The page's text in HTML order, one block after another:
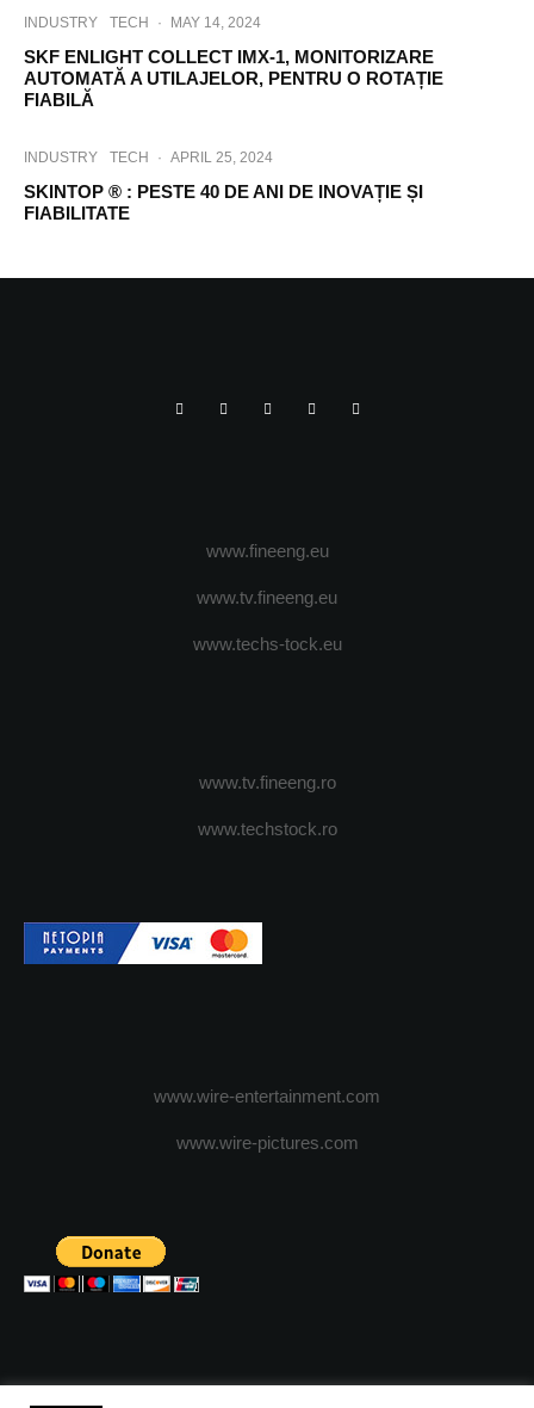
INDUSTRY TECH · MAY 14, 2024
SKF ENLIGHT COLLECT IMX-1, MONITORIZARE
AUTOMATĂ A UTILAJELOR, PENTRU O ROTAȚIE
FIABILĂ
INDUSTRY TECH · APRIL 25, 2024
SKINTOP ® : PESTE 40 DE ANI DE INOVAȚIE ȘI
FIABILITATE
www.fineeng.eu
www.tv.fineeng.eu
www.techs-tock.eu
www.tv.fineeng.ro
www.techstock.ro
www.wire-entertainment.com
www.wire-pictures.com